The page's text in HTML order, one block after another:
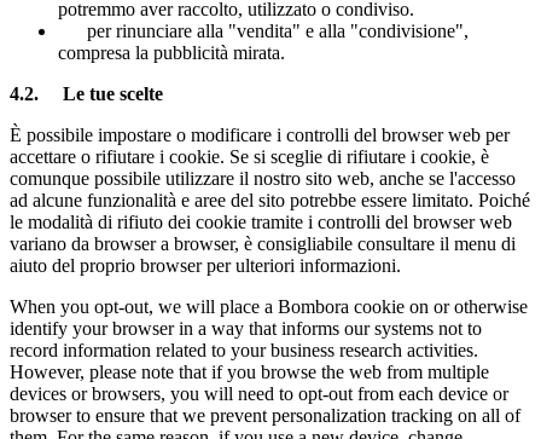
potremmo aver raccolto, utilizzato o condiviso.
per rinunciare alla "vendita" e alla "condivisione",
compresa la pubblicità mirata.
4.2.
Le tue scelte
È possibile impostare o modificare i controlli del browser web per
accettare o rifiutare i cookie. Se si sceglie di rifiutare i cookie, è
comunque possibile utilizzare il nostro sito web, anche se l'accesso
ad alcune funzionalità e aree del sito potrebbe essere limitato. Poiché
le modalità di rifiuto dei cookie tramite i controlli del browser web
variano da browser a browser, è consigliabile consultare il menu di
aiuto del proprio browser per ulteriori informazioni.
When you opt-out, we will place a Bombora cookie on or otherwise
identify your browser in a way that informs our systems not to
record information related to your business research activities.
However, please note that if you browse the web from multiple
devices or browsers, you will need to opt-out from each device or
browser to ensure that we prevent personalization tracking on all of